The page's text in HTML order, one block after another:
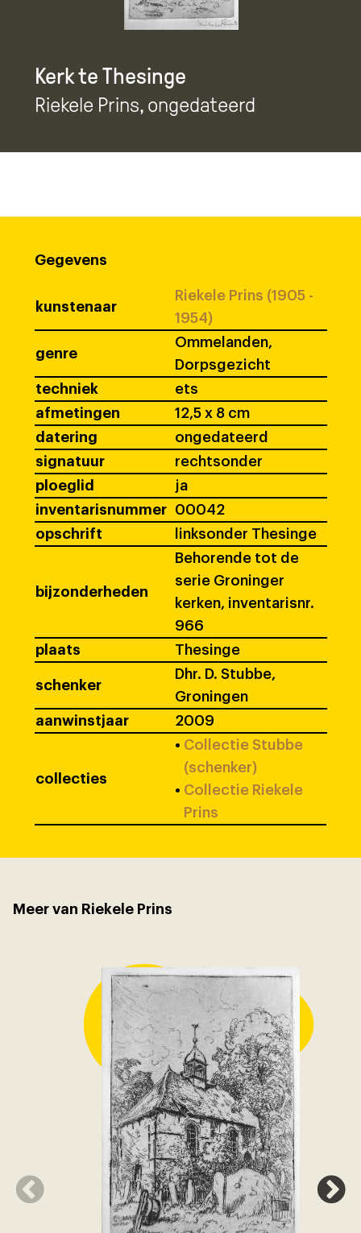
Kerk te Thesinge
Riekele Prins, ongedateerd
Gegevens
kunstenaar
Riekele Prins (1905 -
1954)
genre
Ommelanden,
Dorpsgezicht
techniek
ets
afmetingen
12,5 x 8 cm
datering
ongedateerd
signatuur
rechtsonder
ploeglid
ja
inventarisnummer
00042
opschrift
linksonder Thesinge
bijzonderheden
Behorende tot de
serie Groninger
kerken, inventarisnr.
966
plaats
Thesinge
schenker
Dhr. D. Stubbe,
Groningen
aanwinstjaar
2009
collecties
• Collectie Stubbe
(schenker)
• Collectie Riekele
Prins
Meer van Riekele Prins
Kerk te